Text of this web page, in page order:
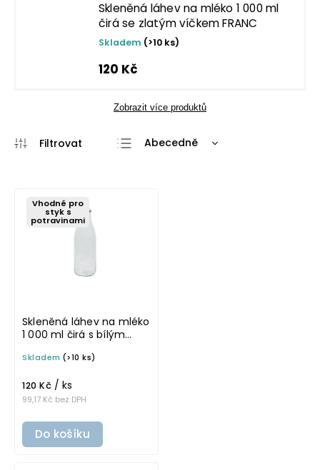
Skleněná láhev na mléko 1 000 ml
čirá se zlatým víčkem FRANC
Skladem (>10 ks)
120 Kč
Zobrazit více produktů
Abecedně
Vhodné pro
styk s
potravinami
Skleněná láhev na mléko
1 000 ml čirá s bílým
Skladem (>10 ks)
99,17 Kč bez DPH
120 Kč / ks
Do košíku